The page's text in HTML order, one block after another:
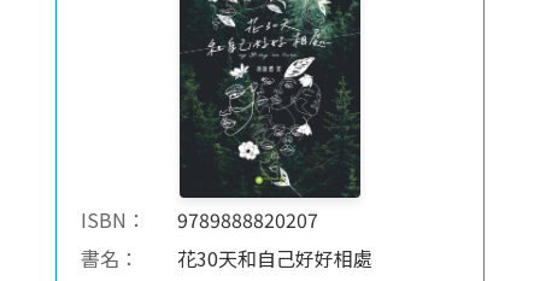
ISBN：
9789888820207
書名：
花30天和自己好好相處